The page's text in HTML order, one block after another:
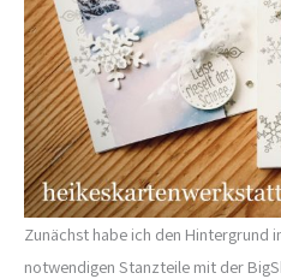
Zunächst habe ich den Hintergrund
notwendigen Stanzteile mit der